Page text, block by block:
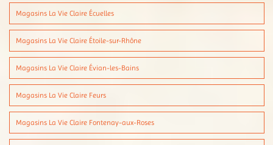
Magasins La Vie Claire Écuelles
Magasins La Vie Claire Étoile-sur-Rhône
Magasins La Vie Claire Évian-les-Bains
Magasins La Vie Claire Feurs
Magasins La Vie Claire Fontenay-aux-Roses